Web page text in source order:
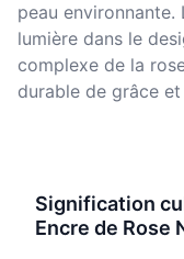
peau
lumière dans le
complexe de la
durable de grâce
Signification
Encre de Rose